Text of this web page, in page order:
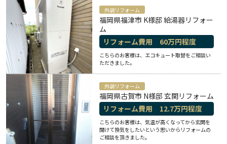
外装リフォーム
福岡県福津市 K様邸 給湯器リフォー
ム
リフォーム費用 60万円程度
こちらのお客様は、エコキュート取替をご相談い
ただきました。
外装リフォーム
福岡県古賀市 N様邸 玄関リフォーム
リフォーム費用 12.7万円程度
こちらのお客様は、気温が高くなってから玄関を
開けて換気をしたいという思いからリフォームの
ご相談を頂きました。